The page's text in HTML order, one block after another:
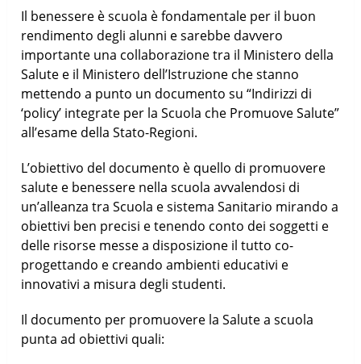
Il benessere è scuola è fondamentale per il buon
rendimento degli alunni e sarebbe davvero
importante una collaborazione tra il Ministero della
Salute e il Ministero dell’Istruzione che stanno
mettendo a punto un documento su “Indirizzi di
‘policy’ integrate per la Scuola che Promuove Salute”
all’esame della Stato-Regioni.
L’obiettivo del documento è quello di promuovere
salute e benessere nella scuola avvalendosi di
un’alleanza tra Scuola e sistema Sanitario mirando a
obiettivi ben precisi e tenendo conto dei soggetti e
delle risorse messe a disposizione il tutto co-
progettando e creando ambienti educativi e
innovativi a misura degli studenti.
Il documento per promuovere la Salute a scuola
punta ad obiettivi quali: